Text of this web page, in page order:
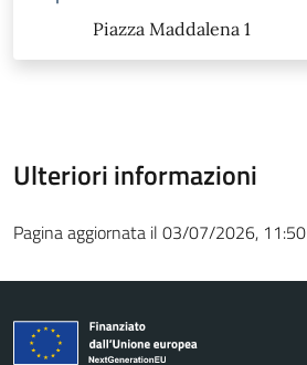
Piazza Maddalena 1
Ulteriori informazioni
Pagina aggiornata il 03/07/2026, 11:50